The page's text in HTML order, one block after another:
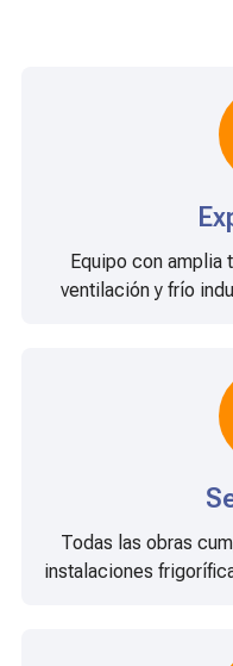
Equipo con amplia
ventilación y frío
Todas las obras
instalaciones